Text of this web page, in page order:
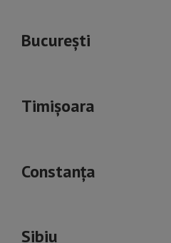
București
Timișoara
Constanța
Sibiu